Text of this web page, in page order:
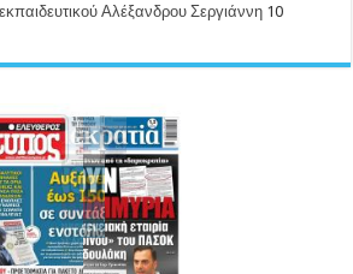
Αλέξανδρου Σεργιάννη 10